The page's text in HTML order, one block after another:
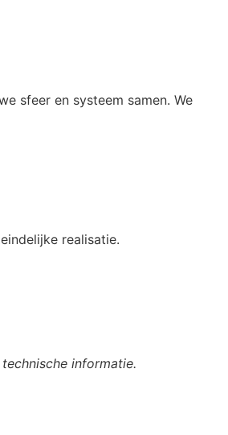
sfeer en systeem samen. We
realisatie.
informatie.